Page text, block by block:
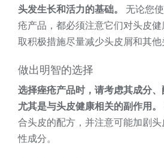
头发生长和活力的基础。
无论您
疮产品，都必须注意它们对头皮
取积极措施尽量减少头皮屑和其他
做出明智的选择
选择痤疮产品时，请考虑其成分、
尤其是与头皮健康相关的副作用。
合头皮的配方，并注意可能加剧
性成分。